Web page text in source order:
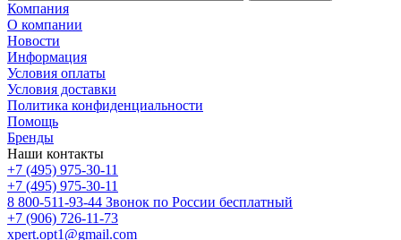
Компания
О компании
Новости
Информация
Условия оплаты
Условия доставки
Политика конфиденциальности
Помощь
Бренды
Наши контакты
+7 (495) 975-30-11
+7 (495) 975-30-11
8 800-511-93-44 Звонок по России бесплатный
+7 (906) 726-11-73
xpert.opt1@gmail.com